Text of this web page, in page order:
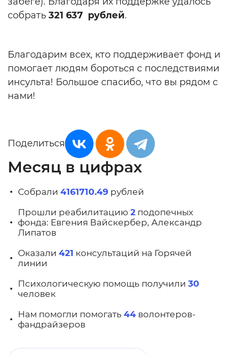
собрать 321 637 рублей.
Благодарим всех, кто поддерживает фонд и
помогает людям бороться с последствиями
инсульта! Большое спасибо, что вы рядом с
нами!
Поделиться
Месяц в цифрах
Собрали 4161710.49 рублей
Прошли реабилитацию 2 подопечных
фонда: Евгения Вайскербер, Александр
Липатов
Оказали 421 консультаций на Горячей
линии
Психологическую помощь получили 30
человек
Нам помогли помогать 44 волонтеров-
фандрайзеров